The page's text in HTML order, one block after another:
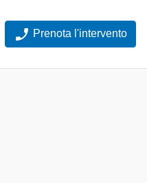
Prenota l'intervento